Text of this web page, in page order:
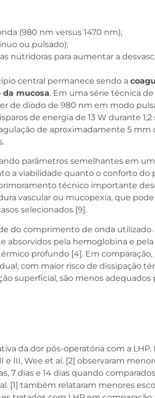
(980 nm versus 1470 nm);
ou pulsado);
nutridoras para aumentar a
central permanece sendo a
mucosa. Em uma série técnica
de diodo de 980 nm em modo
de energia de 13 W durante
de aproximadamente 5 mm
parâmetros semelhantes em
a viabilidade quanto o conforto do
técnico importante
vascular ou mucopexia, que
selecionados [9].
do comprimento de onda utilizado.
absorvidos pela hemoglobina e pela
profundo [4]. Em comparação,
com maior risco de dissipação
superficial, são menos adequados
da dor pós-operatória com a LHP.
III, Wee et al. [2] observaram
7 dias e 14 dias quando
[1] também relataram menores